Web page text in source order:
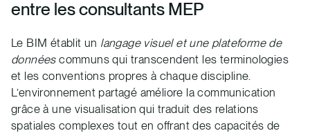
entre les consultants MEP
Le BIM établit un langage visuel et une plateforme de
donnéescommuns qui transcendent les terminologies
et les conventions propres à chaque discipline.
L’environnement partagé améliore la communication
grâce à une visualisation qui traduit des relations
spatiales complexes tout en offrant des capacités de